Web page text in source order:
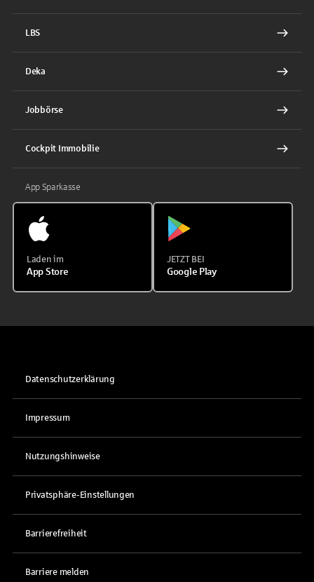
LBS
Deka
Jobbörse
Cockpit Immobilie
App Sparkasse
Laden im
App Store
JETZT BEI
Google Play
Datenschutzerklärung
Impressum
Nutzungshinweise
Privatsphäre-Einstellungen
Barrierefreiheit
Barriere melden